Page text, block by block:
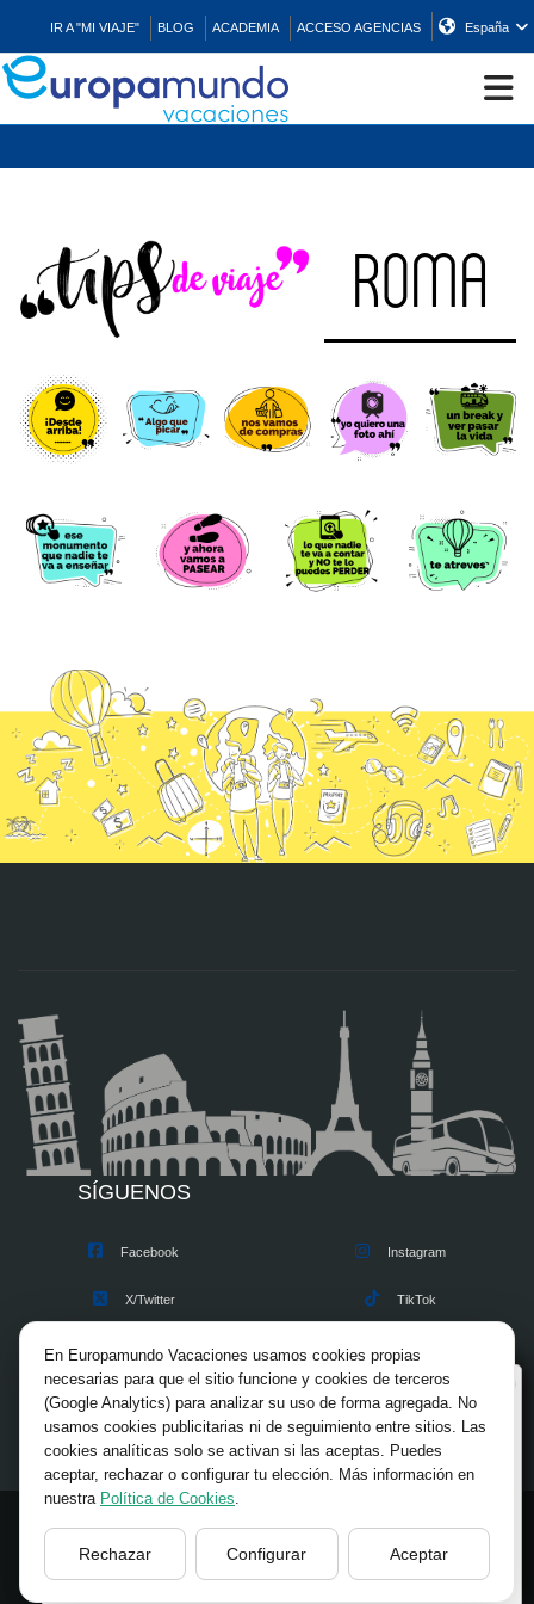
IR A "MI VIAJE" BLOG ACADEMIA ACCESO AGENCIAS España
ASIA
PROMOCIONES
COMPRAR
ROMA
SÍGUENOS
Facebook
X/Twitter
Blog
Opiniones
Instagram
TikTok
Youtube
Pinterest
© 2026 Europamundo.
Todos los derechos reservados.
Bienvenido a Europamundo Vacaciones, está usted
en el sitio internacional de:
Wellcome to Europamundo Vacations, your in the
international site of:
cambiar/change
En Europamundo Vacaciones usamos cookies propias
necesarias para que el sitio funcione y cookies de terceros
(Google Analytics) para analizar su uso de forma agregada. No
usamos cookies publicitarias ni de seguimiento entre sitios. Las
cookies analíticas solo se activan si las aceptas. Puedes
aceptar, rechazar o configurar tu elección. Más información en
nuestra Política de Cookies.
Rechazar Configurar Aceptar